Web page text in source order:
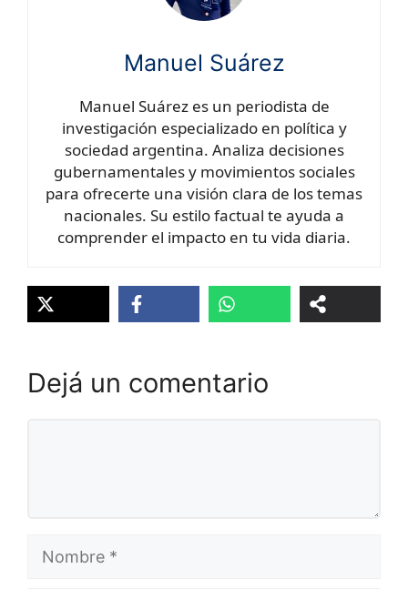
Manuel Suárez
Manuel Suárez es un periodista de
investigación especializado en política y
sociedad argentina. Analiza decisiones
gubernamentales y movimientos sociales
para ofrecerte una visión clara de los temas
nacionales. Su estilo factual te ayuda a
comprender el impacto en tu vida diaria.
Dejá un comentario